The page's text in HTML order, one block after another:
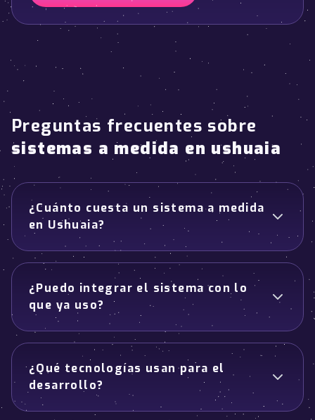
Preguntas frecuentes sobre
sistemas a medida en ushuaia
¿Cuánto cuesta un sistema a medida
en Ushuaia?
¿Puedo integrar el sistema con lo
que ya uso?
¿Qué tecnologías usan para el
desarrollo?